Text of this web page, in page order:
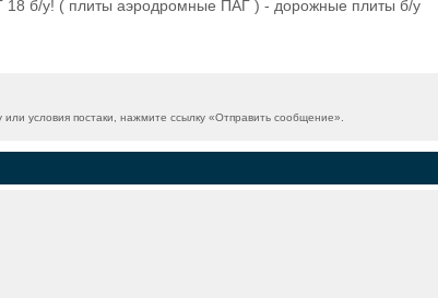
б/у! ( плиты аэродромные ПАГ ) - дорожные плиты б/у
условия постаки, нажмите ссылку «Отправить сообщение».